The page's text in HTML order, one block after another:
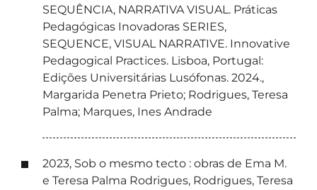
SEQUÊNCIA, NARRATIVA VISUAL. Práticas
Pedagógicas Inovadoras SERIES,
SEQUENCE, VISUAL NARRATIVE. Innovative
Pedagogical Practices. Lisboa, Portugal:
Edições Universitárias Lusófonas. 2024.,
Margarida Penetra Prieto; Rodrigues, Teresa
Palma; Marques, Ines Andrade
2023, Sob o mesmo tecto : obras de Ema M.
e Teresa Palma Rodrigues, Rodrigues, Teresa